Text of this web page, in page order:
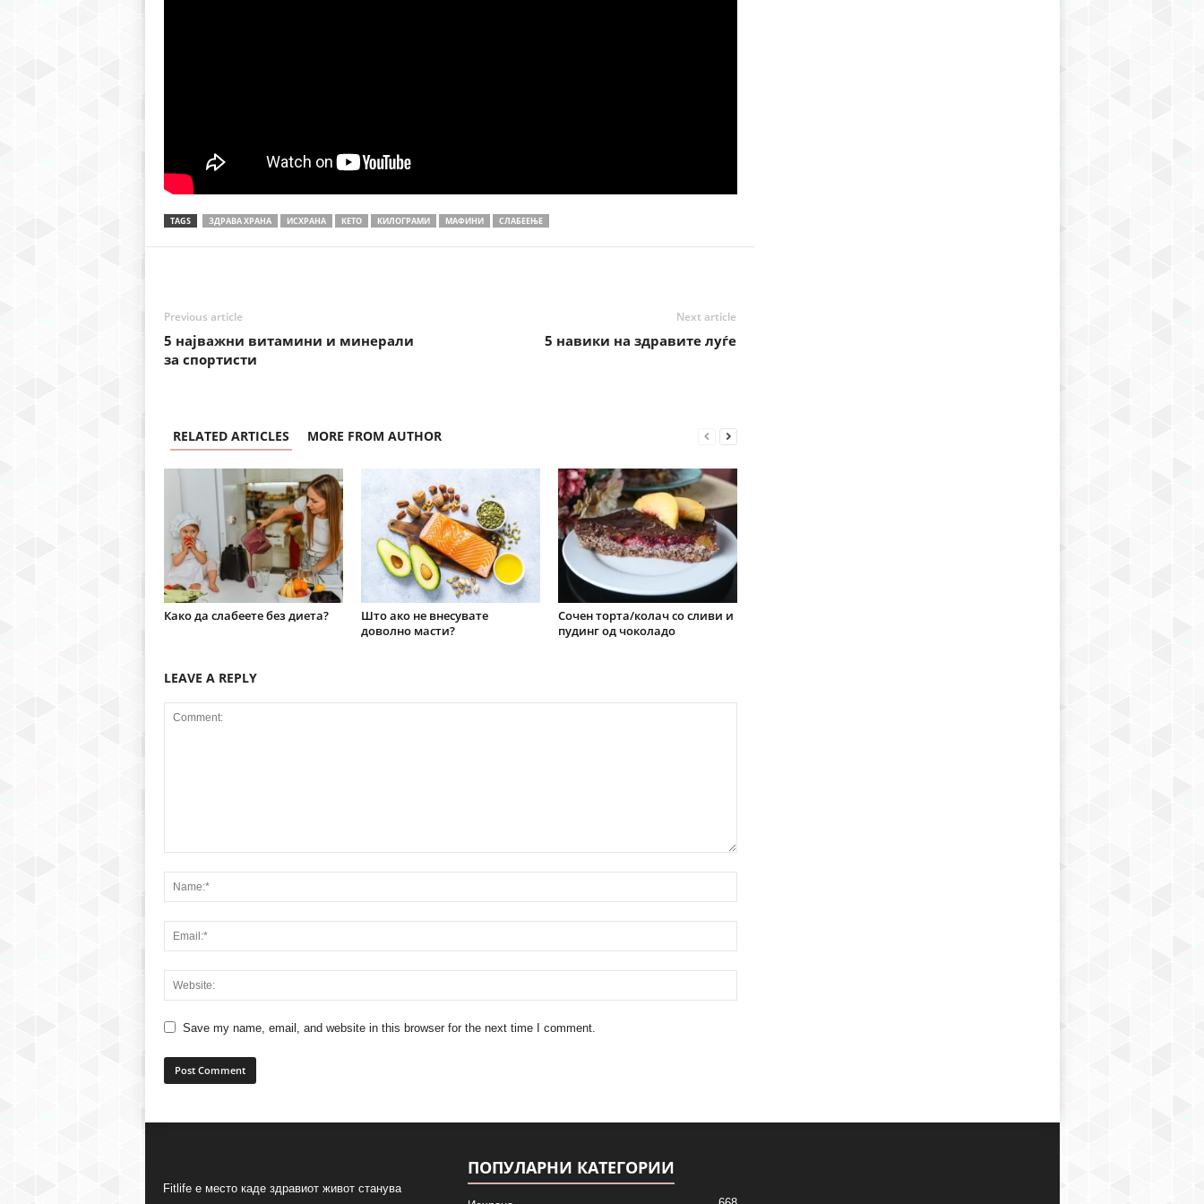
TAGS ЗДРАВА ХРАНА ИСХРАНА КЕТО КИЛОГРАМИ МАФИНИ СЛАБЕЕЊЕ
Previous article
5 најважни витамини и минерали
за спортисти
Next article
5 навики на здравите луѓе
RELATED ARTICLES MORE FROM AUTHOR
Како да слабеете без диета?
Што ако не внесувате
доволно масти?
Сочен торта/колач со сливи и
пудинг од чоколадо
LEAVE A REPLY
Save my name, email, and website in this browser for the next time I comment.
Fitlife е место каде здравиот живот станува
ПОПУЛАРНИ КАТЕГОРИИ